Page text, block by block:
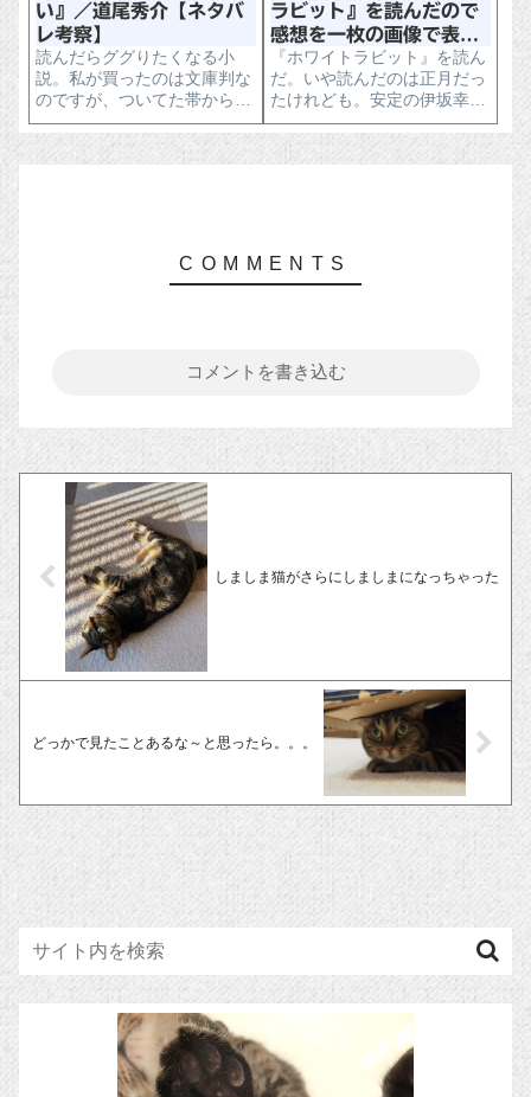
い』／道尾秀介【ネタバ
レ考察】
読んだらググりたくなる小
説。私が買ったのは文庫判な
のですが、ついてた帯からち
ょっと引用。はい、出版社の
思惑に見事にハマり、この帯
に釣られて購入したヒトはワ
ラビット』を読んだので
感想を一枚の画像で表現
してみる
『ホワイトラビット』を読ん
だ。いや読んだのは正月だっ
たけれども。安定の伊坂幸太
郎。このミス2位。そりゃ外
読んだ印象を一枚の画像で表
コメントを書き込む
しましま猫がさらにしましまになっちゃった
どっかで見たことあるな～と思ったら。。。